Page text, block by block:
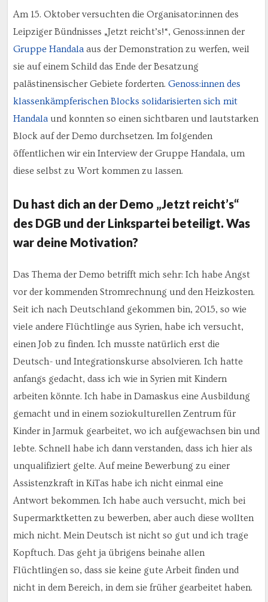
Am 15. Oktober versuchten die Organisator:innen des
Leipziger Bündnisses „Jetzt reicht’s!“, Genoss:innen der
Gruppe Handalaaus der Demonstration zu werfen, weil
sie auf einem Schild das Ende der Besatzung
palästinensischer Gebiete forderten. Genoss:innen des
klassenkämpferischen Blocks solidarisierten sich mit
Handalaund konnten so einen sichtbaren und lautstarken
Block auf der Demo durchsetzen. Im folgenden
öffentlichen wir ein Interview der Gruppe Handala, um
diese selbst zu Wort kommen zu lassen.
Du hast dich an der Demo „Jetzt reicht’s“
des DGB und der Linkspartei beteiligt. Was
war deine Motivation?
Das Thema der Demo betrifft mich sehr: Ich habe Angst
vor der kommenden Stromrechnung und den Heizkosten.
Seit ich nach Deutschland gekommen bin, 2015, so wie
viele andere Flüchtlinge aus Syrien, habe ich versucht,
einen Job zu finden. Ich musste natürlich erst die
Deutsch- und Integrationskurse absolvieren. Ich hatte
anfangs gedacht, dass ich wie in Syrien mit Kindern
arbeiten könnte. Ich habe in Damaskus eine Ausbildung
gemacht und in einem soziokulturellen Zentrum für
Kinder in Jarmuk gearbeitet, wo ich aufgewachsen bin und
lebte. Schnell habe ich dann verstanden, dass ich hier als
unqualifiziert gelte. Auf meine Bewerbung zu einer
Assistenzkraft in KiTas habe ich nicht einmal eine
Antwort bekommen. Ich habe auch versucht, mich bei
Supermarktketten zu bewerben, aber auch diese wollten
mich nicht. Mein Deutsch ist nicht so gut und ich trage
Kopftuch. Das geht ja übrigens beinahe allen
Flüchtlingen so, dass sie keine gute Arbeit finden und
nicht in dem Bereich, in dem sie früher gearbeitet haben.